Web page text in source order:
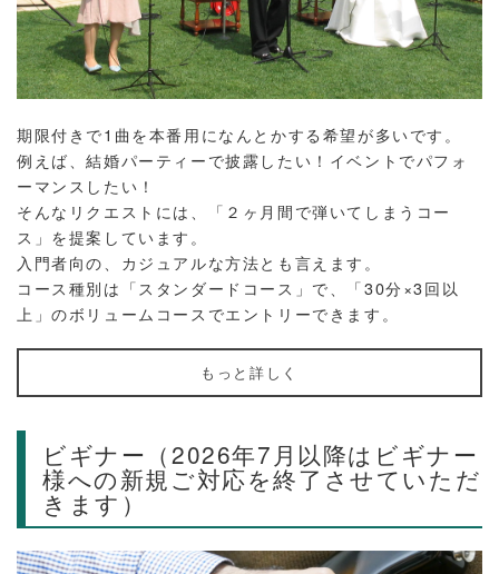
期限付きで1曲を本番用になんとかする希望が多いです。
例えば、結婚パーティーで披露したい！イベントでパフォ
ーマンスしたい！
そんなリクエストには、「２ヶ月間で弾いてしまうコー
ス」を提案しています。
入門者向の、カジュアルな方法とも言えます。
コース種別は「スタンダードコース」で、「30分×3回以
上」のボリュームコースでエントリーできます。
もっと詳しく
ビギナー（2026年7月以降はビギナー
様への新規ご対応を終了させていただ
きます）